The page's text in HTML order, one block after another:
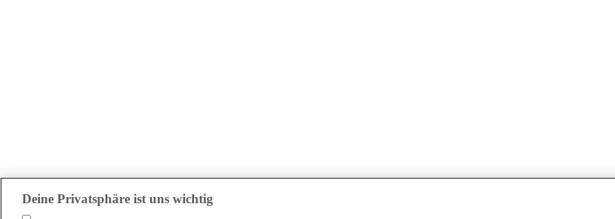
Deine Privatsphäre ist uns wichtig